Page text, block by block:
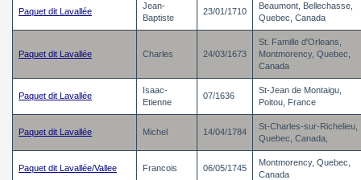
Paquet dit Lavallée
Jean-
Baptiste
23/01/1710
Beaumont, Bellechasse,
Quebec, Canada
Paquet dit Lavallée Charles 24/03/1673
St. Famille d'Orleans,
Montmorency, Quebec,
Canada
Paquet dit Lavallée
Isaac-
Etienne
07/1636
St-Jean de Montaigu,
Poitou, France
Paquet dit Lavallée Michel 14/04/1784
St-Charles-sur-Richelieu,
Quebec, Canada,
Paquet dit Lavallée/Vallee Francois 06/05/1745
Montmorency, Quebec,
Canada